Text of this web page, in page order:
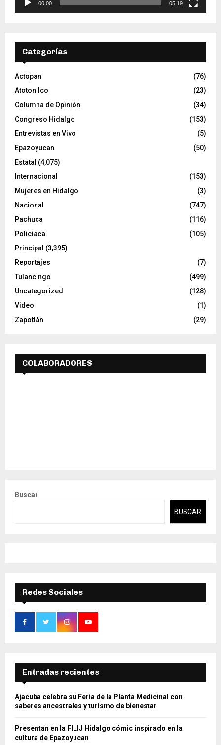
r
v
e
o
00:00 05:19
Categorías
Actopan
(76)
Atotonilco
(23)
Columna de Opinión
(34)
Congreso Hidalgo
(153)
Entrevistas en Vivo
(5)
Epazoyucan
(50)
Estatal (4,075)
Internacional
(153)
Mujeres en Hidalgo
(3)
Nacional
(747)
Pachuca
(116)
Policiaca
(105)
Principal (3,395)
Reportajes
(7)
Tulancingo
(499)
Uncategorized
(128)
Video
(1)
Zapotlán
(29)
COLABORADORES
Buscar
BUSCAR
Redes Sociales
Entradas recientes
Ajacuba celebra su Feria de la Planta Medicinal con
saberes ancestrales y turismo de bienestar
Presentan en la FILIJ Hidalgo cómic inspirado en la
cultura de Epazoyucan